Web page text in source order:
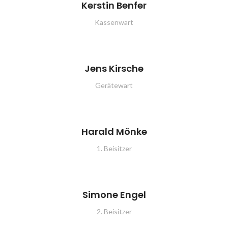
Kerstin Benfer
Kassenwart
Jens Kirsche
Gerätewart
Harald Mönke
1. Beisitzer
Simone Engel
2. Beisitzer